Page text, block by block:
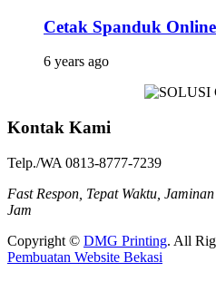
Cetak Spanduk
6 years ago
Kontak Kami
Telp./WA 0813-8777-7239
Fast Respon, Tepat Waktu,
Jam
Copyright © DMG Printing. All
Pembuatan Website Bekasi